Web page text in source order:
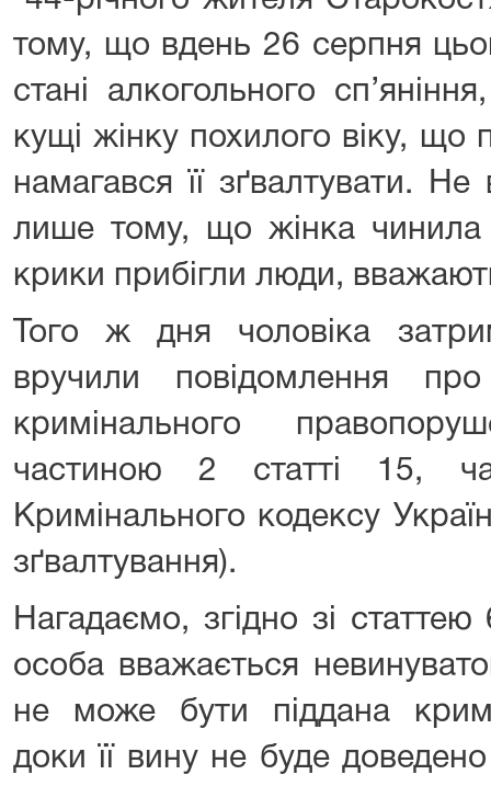
тому, що вдень 26 серпня
стані алкогольного
кущі жінку похилого віку, що
намагався її зґвалтувати.
лише тому, що жінка чинила
крики прибігли люди,
Того ж дня чоловіка
вручили повідомлення
кримінального
частиною 2 статті 15,
Кримінального кодексу
зґвалтування).
Нагадаємо, згідно зі статтею
особа вважається
не може бути піддана
доки її вину не буде